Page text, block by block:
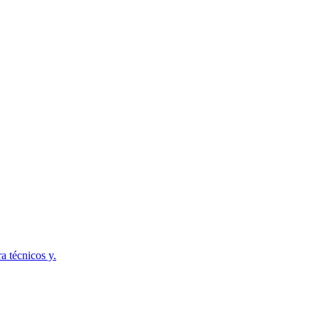
técnicos y.